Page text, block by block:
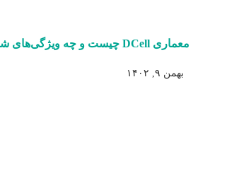
معماری DCell چیست و چه ویژگی‌های شاخصی دارد؟
بهمن ۹, ۱۴۰۲